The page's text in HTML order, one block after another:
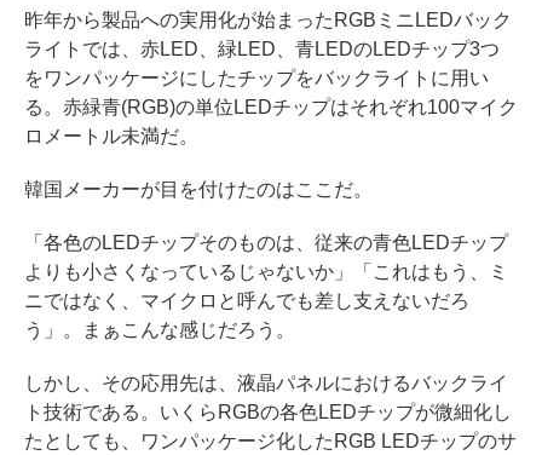
昨年から製品への実用化が始まったRGBミニLEDバック
ライトでは、赤LED、緑LED、青LEDのLEDチップ3つ
をワンパッケージにしたチップをバックライトに用い
る。赤緑青(RGB)の単位LEDチップはそれぞれ100マイク
ロメートル未満だ。
韓国メーカーが目を付けたのはここだ。
「各色のLEDチップそのものは、従来の青色LEDチップ
よりも小さくなっているじゃないか」「これはもう、ミ
ニではなく、マイクロと呼んでも差し支えないだろ
う」。まぁこんな感じだろう。
しかし、その応用先は、液晶パネルにおけるバックライ
ト技術である。いくらRGBの各色LEDチップが微細化し
たとしても、ワンパッケージ化したRGB LEDチップのサ